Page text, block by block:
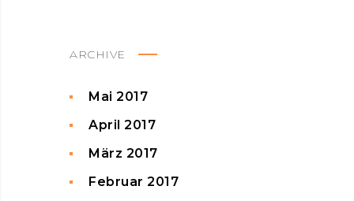
ARCHIVE
Mai 2017
April 2017
März 2017
Februar 2017